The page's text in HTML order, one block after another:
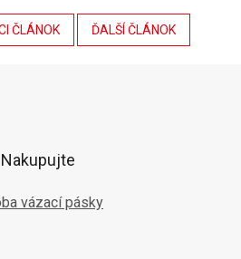
ČLÁNOK ĎALŠÍ ČLÁNOK
Nakupujte
vázací pásky